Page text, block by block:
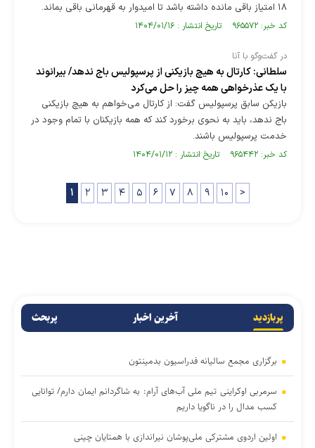
۱۸ امتیاز باقی مانده داشته باشد تا امیدوار به قهرمانی باقی بماند.
کد خبر: ۹۶۵۵۷۲ تاریخ انتشار : ۱۴۰۴/۰۱/۱۶
در گفت‌وگو با آنا
سلطانی: کارتال به هیچ بازیکنی از پرسپولیس باج ندهد/ بیرانوند
با یک عذرخواهی همه چیز را حل می‌کرد
بازیکن سابق پرسپولیس گفت: از کارتال می‌خواهم به هیچ بازیکنی
باج ندهد، باید به نحوی برخورد کند که همه بازیکنان با تمام وجود در
خدمت پرسپولیس باشند.
کد خبر: ۹۶۵۴۴۲ تاریخ انتشار : ۱۴۰۴/۰۱/۱۲
۱ ۲ ۳ ۴ ۵ ۶ ۷ ۸ ۹ ۱۰ >
پربازدید آخرین اخبار پربحث
برگزاری مجمع سالیانه فدراسیون بدمینتون
سرمربی اوکراینی تیم ملی آب‌های آرام: به شاگردانم ایمان دارم/ توانایی
کسب مدال را در ناگویا داریم
اولین اردوی مشترکی ملی‌پوشان نیراندازی با همتایان چینی